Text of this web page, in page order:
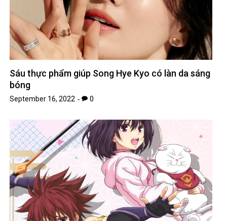
Sáu thực phẩm giúp Song Hye Kyo có làn da sáng
bóng
September 16, 2022 0